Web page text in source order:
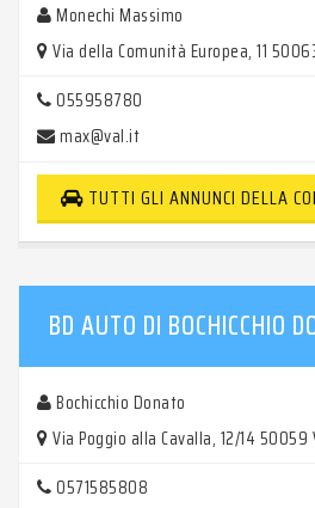
Monechi Massimo
Via della Comunità Europea, 11
055958780
max@val.it
TUTTI GLI ANNUNCI DELLA
BD AUTO DI BOCHICCHIO
Bochicchio Donato
Via Poggio alla Cavalla, 12/14 50059
0571585808